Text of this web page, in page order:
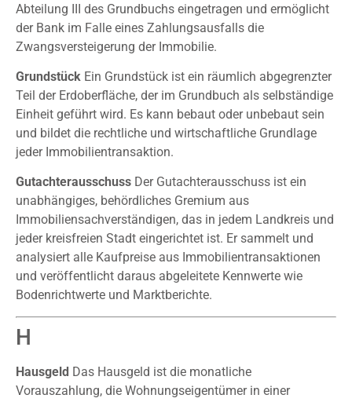
Abteilung III des Grundbuchs eingetragen und ermöglicht
der Bank im Falle eines Zahlungsausfalls die
Zwangsversteigerung der Immobilie.
Grundstück Ein Grundstück ist ein räumlich abgegrenzter
Teil der Erdoberfläche, der im Grundbuch als selbständige
Einheit geführt wird. Es kann bebaut oder unbebaut sein
und bildet die rechtliche und wirtschaftliche Grundlage
jeder Immobilientransaktion.
Gutachterausschuss Der Gutachterausschuss ist ein
unabhängiges, behördliches Gremium aus
Immobiliensachverständigen, das in jedem Landkreis und
jeder kreisfreien Stadt eingerichtet ist. Er sammelt und
analysiert alle Kaufpreise aus Immobilientransaktionen
und veröffentlicht daraus abgeleitete Kennwerte wie
Bodenrichtwerte und Marktberichte.
H
Hausgeld Das Hausgeld ist die monatliche
Vorauszahlung, die Wohnungseigentümer in einer